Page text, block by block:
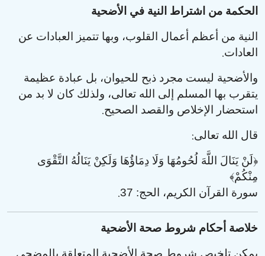
الحكمة من اشتراط النية في الأضحية
النية من أعظم أعمال القلوب، وبها تتميز العبادات عن
العادات.
والأضحية ليست مجرد ذبح للحيوان، بل عبادة عظيمة
يتقرب بها المسلم إلى الله تعالى، ولذلك كان لا بد من
استحضار الإخلاص والقصد الصحيح.
قال الله تعالى:
﴿لَنْ يَنَالَ اللَّهَ لُحُومُهَا وَلَا دِمَاؤُهَا وَلَكِنْ يَنَالُهُ التَّقْوَى
مِنْكُمْ﴾
سورة القرآن الكريم، الحج: 37
.
خلاصة أحكام شروط صحة الأضحية
يمكن تلخيص شروط صحة الأضحية المتعلقة بالمضحي